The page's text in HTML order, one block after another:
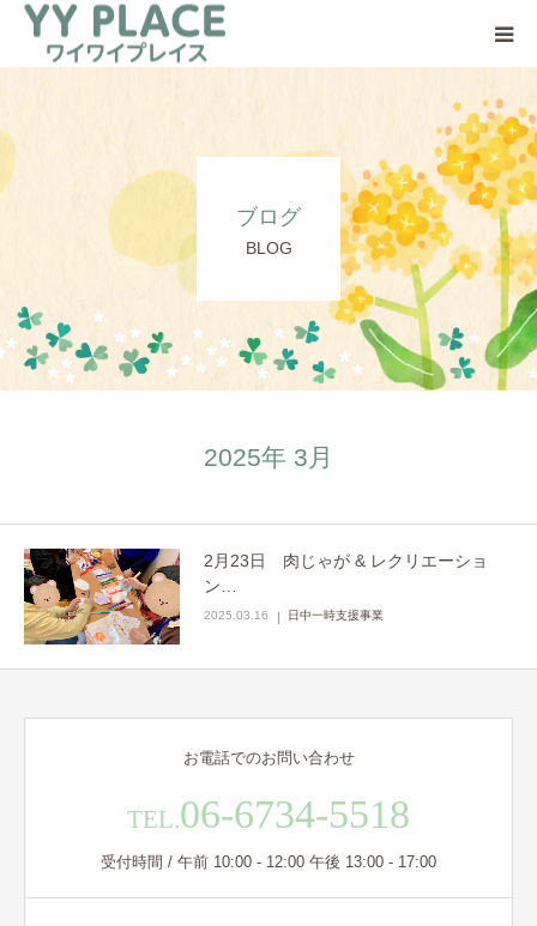
ブログ
BLOG
2025年 3月
2月23日 肉じゃが & レクリエーショ
ン…
2025.03.16 日中一時支援事業
お電話でのお問い合わせ
TEL.06-6734-5518
受付時間 / 午前 10:00 - 12:00 午後 13:00 - 17:00
日中一時支援事業とは
ご利用の流れ
アクセス